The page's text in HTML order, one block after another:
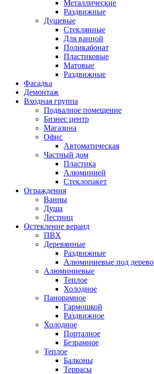
Металлические
Раздвижные
Душевые
Стеклянные
Для ванной
Поликабонат
Пластиковые
Матовые
Раздвижные
Фасадка
Демонтаж
Входная группа
Подвалное помещение
Бизнес центр
Магазина
Офис
Автоматическая
Частный дом
Пластика
Алюминией
Стеклопакет
Ограждения
Ванны
Душа
Лестниц
Остекление веранд
ПВХ
Деревянные
Раздвижные
Алюминиевые под дерево
Алюминиевые
Теплое
Холодное
Панорамное
Гармошкой
Раздвижное
Холодное
Порталное
Безрамное
Теплое
Балконы
Террасы